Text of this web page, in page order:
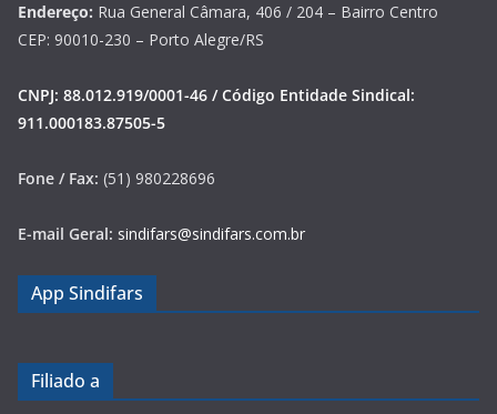
Endereço: Rua General Câmara, 406 / 204 – Bairro Centro
CEP: 90010-230 – Porto Alegre/RS
CNPJ: 88.012.919/0001-46 / Código Entidade Sindical:
911.000183.87505-5
Fone / Fax: (51) 980228696
E-mail Geral: sindifars@sindifars.com.br
App Sindifars
Filiado a